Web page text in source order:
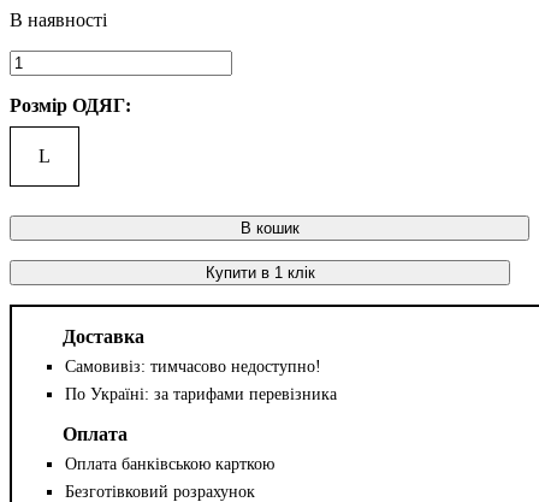
Розмір ОДЯГ:
L
В кошик
Купити в 1 клік
Доставка
Самовивіз: тимчасово недоступно!
По Україні: за тарифами перевізника
Оплата
Оплата банківською карткою
Безготівковий розрахунок